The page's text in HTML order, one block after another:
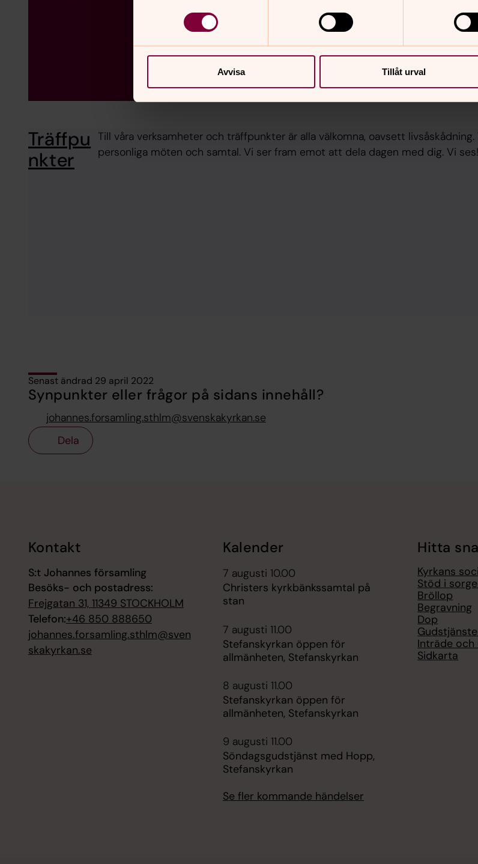
Avvisa Tillåt urval
Träffpu
nkter
Till våra verksamheter och träffpunkter är alla välkomna, oavsett
personliga möten och samtal. Vi ser fram emot att dela dagen med dig. Vi ses!
Senast ändrad 29 april 2022
Synpunkter eller frågor på sidans innehåll?
johannes.forsamling.sthlm@svenskakyrkan.se
Dela
Kontakt
S:t Johannes församling
Besöks- och postadress:
Frejgatan 31, 11349 STOCKHOLM
Telefon:+46 850 888650
johannes.forsamling.sthlm@sven
skakyrkan.se
Kalender
7 augusti 10.00
Christers kyrkbänkssamtal på
stan
7 augusti 11.00
Stefanskyrkan öppen för
allmänheten, Stefanskyrkan
8 augusti 11.00
Stefanskyrkan öppen för
allmänheten, Stefanskyrkan
9 augusti 11.00
Söndagsgudstjänst med Hopp,
Stefanskyrkan
Se fler kommande händelser
Hitta
Kyrkans
Stöd i
Bröllop
Begravning
Dop
Inträde
Sidkarta